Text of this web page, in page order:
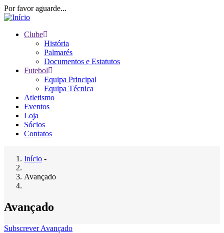
Passar
para
conteúdo
Por favor aguarde...
navigation
Clube
História
Palmarés
Documentos e Estatutos
Futebol
Equipa Principal
Equipa Técnica
Atletismo
Eventos
Loja
Sócios
Contatos
Navegação
estrutural
Início -
Avançado
Avançado
Subscrever Avançado